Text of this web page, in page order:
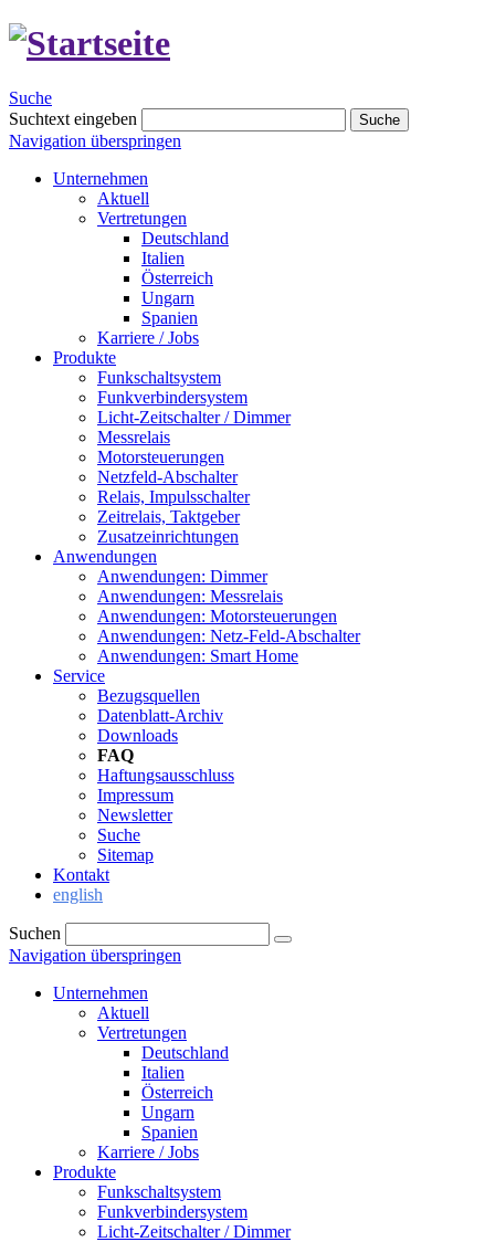
Suche
Suchtext eingeben
Suche
Navigation überspringen
Unternehmen
Aktuell
Vertretungen
Deutschland
Italien
Österreich
Ungarn
Spanien
Karriere / Jobs
Produkte
Funkschaltsystem
Funkverbindersystem
Licht-Zeitschalter / Dimmer
Messrelais
Motorsteuerungen
Netzfeld-Abschalter
Relais, Impulsschalter
Zeitrelais, Taktgeber
Zusatzeinrichtungen
Anwendungen
Anwendungen: Dimmer
Anwendungen: Messrelais
Anwendungen: Motorsteuerungen
Anwendungen: Netz-Feld-Abschalter
Anwendungen: Smart Home
Service
Bezugsquellen
Datenblatt-Archiv
Downloads
FAQ
Haftungsausschluss
Impressum
Newsletter
Suche
Sitemap
Kontakt
english
Suchen
Navigation überspringen
Unternehmen
Aktuell
Vertretungen
Deutschland
Italien
Österreich
Ungarn
Spanien
Karriere / Jobs
Produkte
Funkschaltsystem
Funkverbindersystem
Licht-Zeitschalter / Dimmer